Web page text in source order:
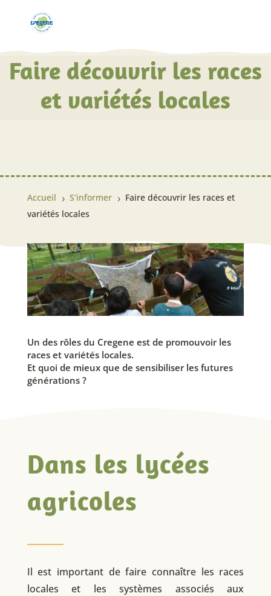
Faire découvrir les races
et variétés locales
Accueil 5 S’informer 5
Faire découvrir les races et
variétés locales
Un des rôles du Cregene est de promouvoir les
races et variétés locales.
Et quoi de mieux que de sensibiliser les futures
générations ?
Dans les lycées
agricoles
Il est important de faire connaître les races
locales et les systèmes associés aux